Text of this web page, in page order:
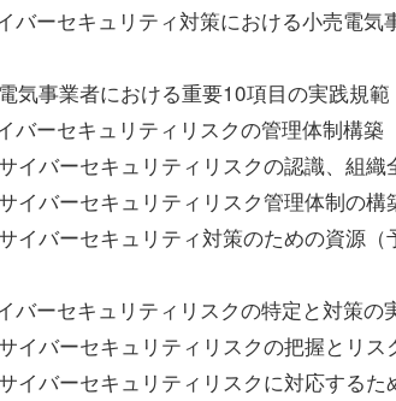
バーセキュリティ対策における小売電気
気事業者における重要10項目の実践規範
バーセキュリティリスクの管理体制構築
イバーセキュリティリスクの認識、組織
イバーセキュリティリスク管理体制の構
イバーセキュリティ対策のための資源（
バーセキュリティリスクの特定と対策の
イバーセキュリティリスクの把握とリス
イバーセキュリティリスクに対応するた